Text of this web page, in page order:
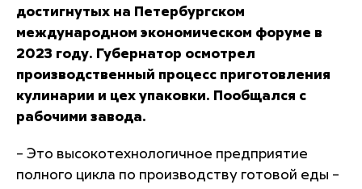
достигнутых на Петербургском
международном экономическом форуме в
2023 году. Губернатор осмотрел
производственный процесс приготовления
кулинарии и цех упаковки. Пообщался с
рабочими завода.
– Это высокотехнологичное предприятие
полного цикла по производству готовой еды –